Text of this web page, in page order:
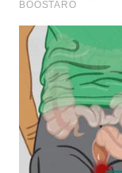
MALUT
WN
DAIRI
WN
DANAU
TOBA